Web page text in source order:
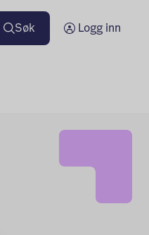
Søk Logg inn